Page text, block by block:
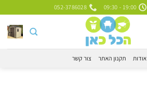
19:00 - 09:30
052-3786028
אודות תקנון האתר צור קשר